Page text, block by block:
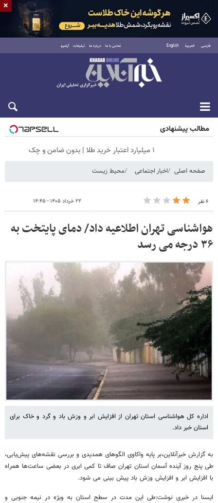
فارسی العربية English تماس با ما درباره ما تبلیغات آرشیو
جمعه ۱۶ مرداد ۱۴۰۵
مطالب پیشنهادی
۱ میلیارد اعتبار خرید طلا | بدون ضامن و چک
صفحه اصلی اخبار اجتماعی محیط زیست
۶ نفر ۲۲ خرداد ۱۴۰۵ - ۱۴:۴۵
هواشناسی تهران اطلاعیه داد/ دمای پایتخت به
۳۶ درجه می رسد
اداره کل هواشناسی استان تهران از افزایش ابر و وزش باد و گرد و خاک برای
استان خبر داد.
به گزارش خبرآنلاین،بر پایه واکاوی الگوهای همدیدی و بررسی نقشه‌های پیش‌یابی،
طی پنج روز آینده آسمان استان تهران صاف تا کمی ابری در بعضی ساعت‌ها همراه
با افزایش ابر و افزایش وزش باد پیش بینی می شود.
ایسنا در خبری نوشت:طی این مدت در سطح استان به ویژه در نیمه جنوبی و
×